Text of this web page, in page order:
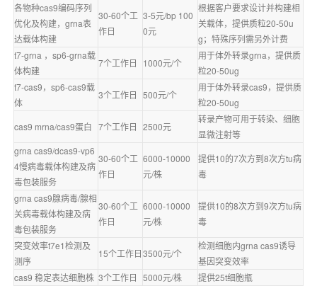
各物种cas9编码序列
优化及构建，grna表
达载体构建
30-60个工
作日
3-5元/bp 100
0元
根据客户要求设计并构建相
关载体，提供质粒20-50u
g；特殊序列需另外计费
t7-grna ，sp6-grna载
体构建
7个工作日 1000元/个
用于体外转录grna，提供质
粒20-50ug
t7-cas9，sp6-cas9载
体
3个工作日 500元/个
用于体外转录cas9，提供质
粒20-50ug
cas9 mrna/cas9蛋白 7个工作日 2500元
转录产物可用于转染、细胞
显微注射等
grna cas9/dcas9-vp6
4慢病毒载体构建及病
毒包装服务
30-60个工
作日
6000-10000
元/株
提供10的7次方到8次方tu病
毒
grna cas9腺病毒/腺相
关病毒载体构建及病
毒包装服务
30-60个工
作日
6000-10000
元/株
提供10的8次方到9次方tu病
毒
突变效率t7e1检测及
测序
15个工作日3500元/个
检测细胞内grna cas9诱导
基因突变效率
cas9 稳定表达细胞株 3个工作日 5000元/株
提供25t细胞瓶